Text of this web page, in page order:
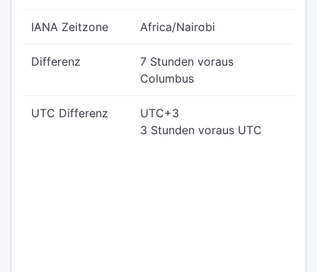
IANA Zeitzone Africa/Nairobi
Differenz
7 Stunden voraus
Columbus
UTC Differenz
UTC+3
3 Stunden voraus UTC